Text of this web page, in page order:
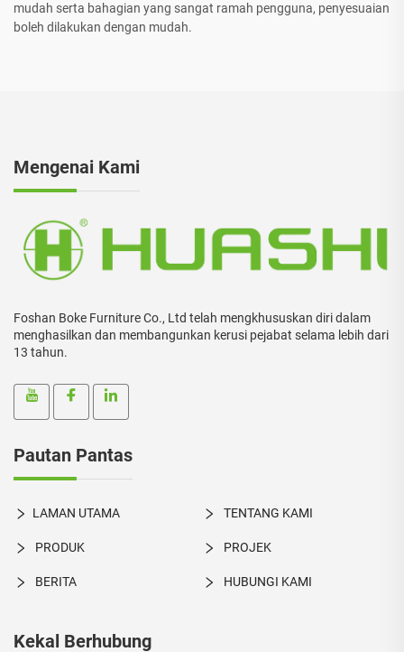
mudah serta bahagian yang sangat ramah pengguna, penyesuaian
boleh dilakukan dengan mudah.
Mengenai Kami
Foshan Boke Furniture Co., Ltd telah mengkhususkan diri dalam
menghasilkan dan membangunkan kerusi pejabat selama lebih dari
13 tahun.
Pautan Pantas
LAMAN UTAMA TENTANG KAMI
PRODUK PROJEK
BERITA HUBUNGI KAMI
Kekal Berhubung